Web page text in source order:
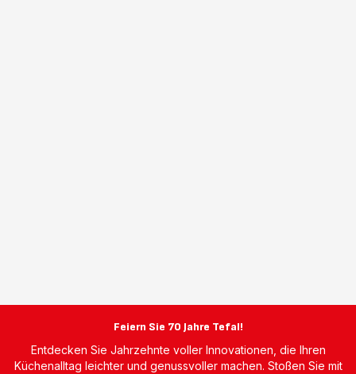
Feiern Sie 70 Jahre Tefal!
Entdecken Sie Jahrzehnte voller Innovationen, die Ihren
Küchenalltag leichter und genussvoller machen. Stoßen Sie mit